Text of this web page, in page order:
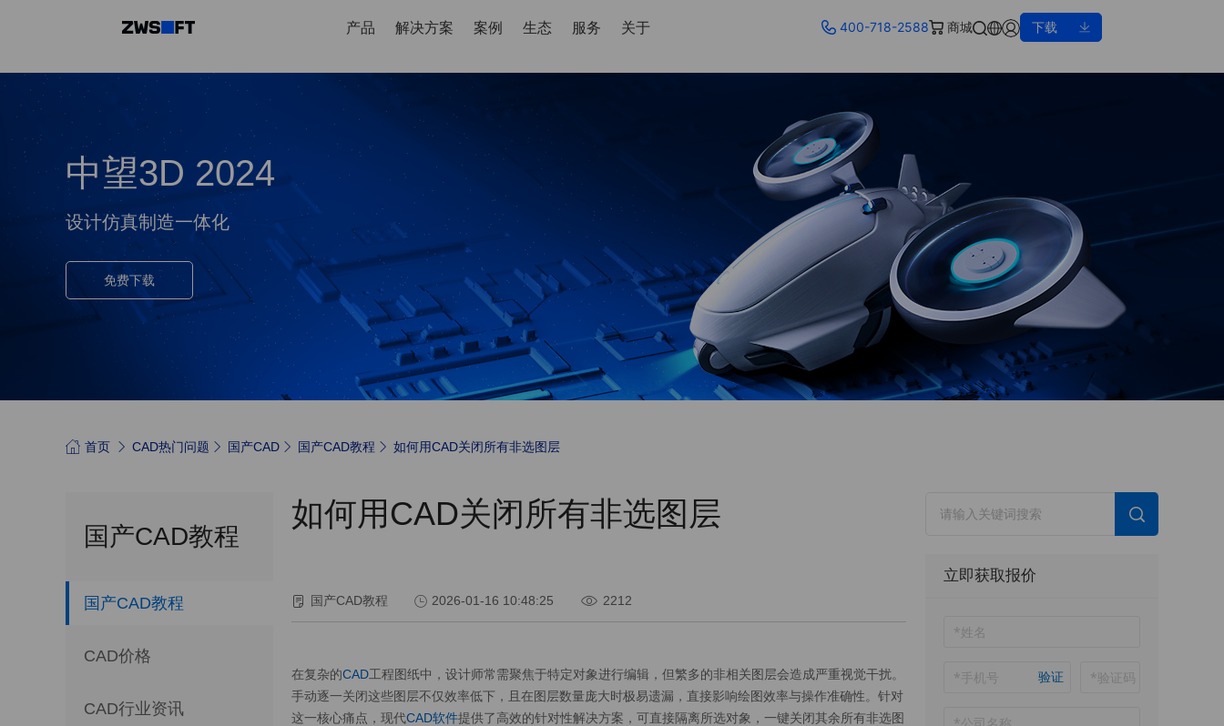
产品 解决方案 案例 生态 服务 关于 400-718-2588 商城 下载
中望3D 2024
设计仿真制造一体化
免费下载
首页 CAD热门问题 国产CAD 国产CAD教程 如何用CAD关闭所有非选图层
国产CAD教程
国产CAD教程
CAD价格
CAD行业资讯
如何用CAD关闭所有非选图层
国产CAD教程 2026-01-16 10:48:25 2212
在复杂的CAD工程图纸中，设计师常需聚焦于特定对象进行编辑，但繁多的非相关图层会造成严重视觉干扰。
手动逐一关闭这些图层不仅效率低下，且在图层数量庞大时极易遗漏，直接影响绘图效率与操作准确性。针对
这一核心痛点，现代CAD软件提供了高效的针对性解决方案，可直接隔离所选对象，一键关闭其余所有非选图
立即获取报价
验证